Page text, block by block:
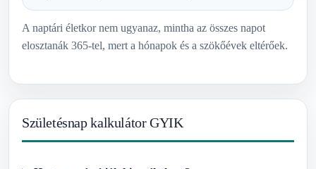
A naptári életkor nem ugyanaz, mintha az összes napot
elosztanák 365-tel, mert a hónapok és a szökőévek eltérőek.
Születésnap kalkulátor GYIK